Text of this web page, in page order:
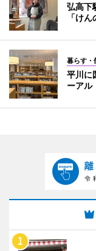
弘高下
「け
暮らす・
平川に
ーアル